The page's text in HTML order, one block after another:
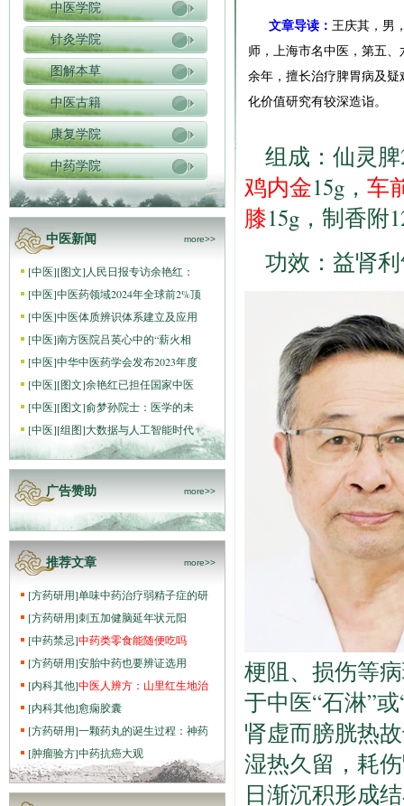
中医学院
针灸学院
图解本草
中医古籍
康复学院
中药学院
中医新闻 more>>
[中医][图文] 人民日报专访余艳红：
[中医]中医药领域2024年全球前2%顶
[中医]中医体质辨识体系建立及应用
[中医]南方医院吕英心中的“薪火相
[中医]中华中医药学会发布2023年度
[中医][图文]余艳红已担任国家中医
[中医][图文]俞梦孙院士：医学的未
[中医][组图]大数据与人工智能时代
广告赞助 more>>
推荐文章 more>>
[方药研用]单味中药治疗弱精子症的研
[方药研用]刺五加健脑延年状元阳
[中药禁忌]中药类零食能随便吃吗
[方药研用]安胎中药也要辨证选用
[内科其他]中医人辨方：山里红生地治
[内科其他]愈痫胶囊
[方药研用]一颗药丸的诞生过程：神药
[肿瘤验方]中药抗癌大观
文章导读： 王庆其，男
师，上海市名中医，第五
余年，擅长治疗脾胃病及
化价值研究有较深造诣。
组成：仙灵脾
鸡内金15g， 车
膝15g，制香附
功效：益肾
梗阻、损伤等
于中医“石淋”
肾虚而膀胱热
湿热久留，耗
日渐沉积形成